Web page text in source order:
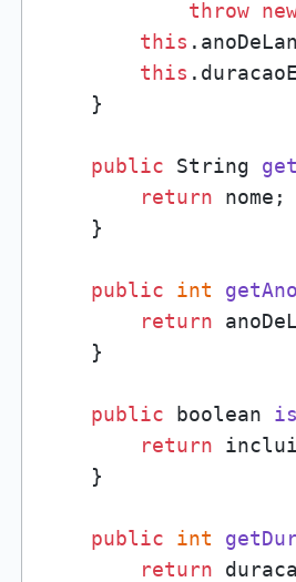
throw
this
this
    }
public String
return nome;
    }
public int
return
    }
public boolean
return
    }
public int
return